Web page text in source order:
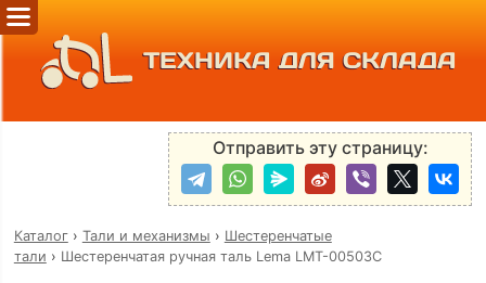
ТЕХНИКА ДЛЯ СКЛАДА
Отправить эту страницу:
Каталог› Тали и механизмы › Шестеренчатые
тали › Шестеренчатая ручная таль Lema LMT-00503C